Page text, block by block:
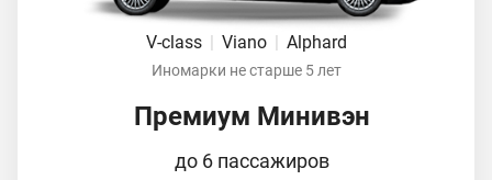
V-class Viano Alphard
Иномарки не старше 5 лет
Премиум Минивэн
до 6 пассажиров